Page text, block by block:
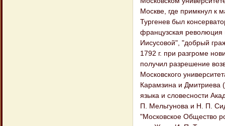
Москве, где примкнул к
Тургенев был
французская революция
Иисусовой", "добрый
1792 г. при разгроме
получил разрешение
Московского
Карамзина и Дмитриева
языка и словесности
П. Мельгунова и Н. П.
"Московское Общество